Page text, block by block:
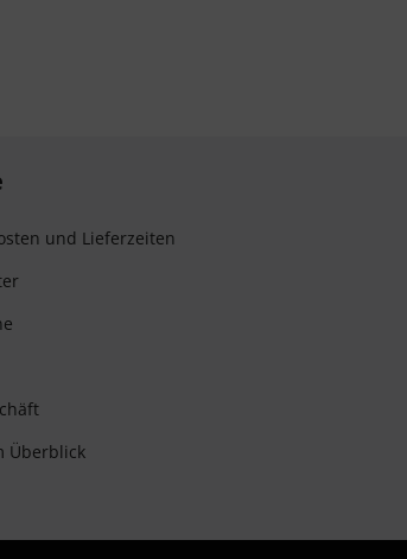
und Lieferzeiten
Überblick